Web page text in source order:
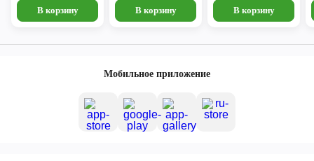
В корзину В корзину В корзину
Мобильное приложение